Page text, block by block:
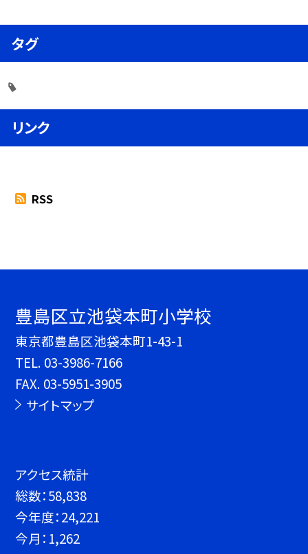
タグ
リンク
RSS
豊島区立池袋本町小学校
東京都豊島区池袋本町1-43-1
TEL. 03-3986-7166
FAX. 03-5951-3905
サイトマップ
アクセス統計
総数：58,838
今年度：24,221
今月： 1,262